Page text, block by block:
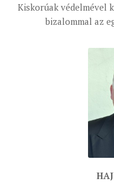
PÜSPÖK
EGYHÁZI
EGYHÁZMEGYEI
SZERZETESRENDEK
ÉSZAKI ESPERESSÉG
Kiskorúak védelmével
bizalommal az